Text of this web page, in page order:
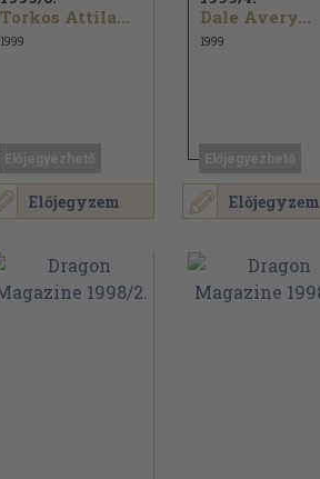
Előjegyzem
Torkos Attila...
1999
Előjegyzem
Dale Avery...
1999